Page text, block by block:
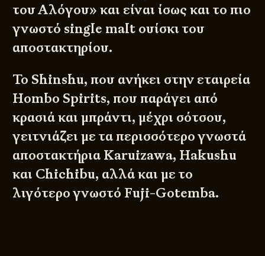
του Αλόγου» και είναι ίσως και το πιο
γνωστό single malt ουίσκι του
αποστακτηρίου.
Το Shinshu, που ανήκει στην εταιρεία
Hombo Spirits, που παράγει από
κρασιά και μπράντι, μέχρι σότσου,
γειτνιάζει με τα περισσότερο γνωστά
αποστακτήρια Karuizawa, Hakushu
και Chichibu, αλλά και με το
λιγότερο γνωστό Fuji-Gotemba.